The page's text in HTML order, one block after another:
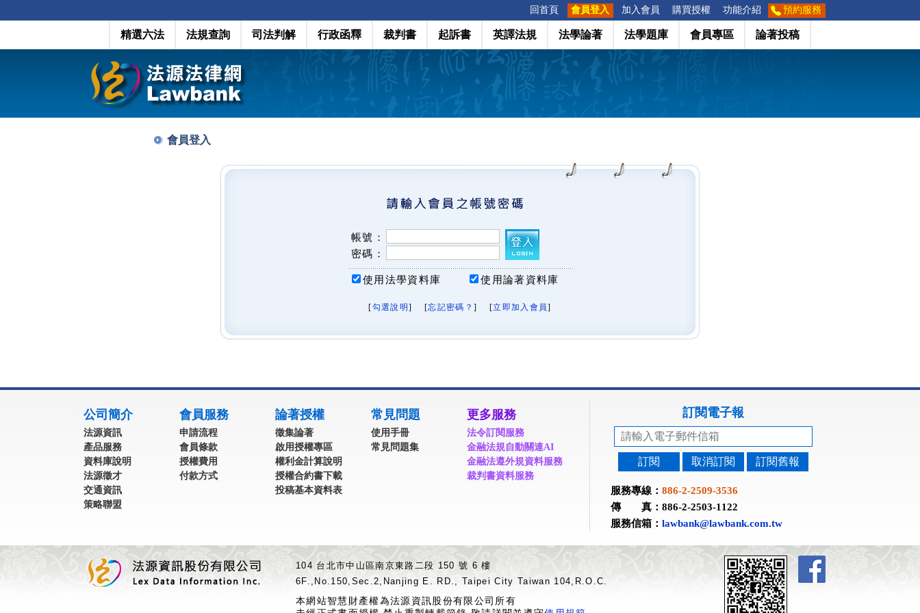
回首頁 會員登入 加入會員 購買授權 功能介紹 預約服務
精選六法 法規查詢 司法判解 行政函釋 裁判書 起訴書 英譯法規 法學論著 法學題庫 會員專區 論著投稿
會員登入
帳號：
密碼：
使用法學資料庫 使用論著資料庫
[勾選說明 ] [忘記密碼？ ] [立即加入會員]
公司簡介
法源資訊
產品服務
資料庫說明
法源徵才
交通資訊
策略聯盟
會員服務
申請流程
會員條款
授權費用
付款方式
論著授權
徵集論著
啟用授權專區
權利金計算說明
授權合約書下載
投稿基本資料表
常見問題
使用手冊
常見問題集
更多服務
法令訂閱服務
金融法規自動關連AI
金融法遵外規資料服務
裁判書資料服務
訂閱電子報
訂閱 取消訂閱 訂閱舊報
服務專線： 886-2-2509-3536
傳 真：886-2-2503-1122
服務信箱： lawbank@lawbank.com.tw
104 台北市中山區南京東路二段 150 號 6 樓
6F.,No.150,Sec.2,Nanjing E. RD., Taipei City Taiwan 104,R.O.C.
本網站智慧財產權為法源資訊股份有限公司所有